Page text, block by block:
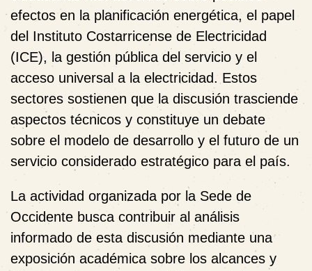
efectos en la planificación energética, el papel
del Instituto Costarricense de Electricidad
(ICE), la gestión pública del servicio y el
acceso universal a la electricidad. Estos
sectores sostienen que la discusión trasciende
aspectos técnicos y constituye un debate
sobre el modelo de desarrollo y el futuro de un
servicio considerado estratégico para el país.
La actividad organizada por la Sede de
Occidente busca contribuir al análisis
informado de esta discusión mediante una
exposición académica sobre los alcances y